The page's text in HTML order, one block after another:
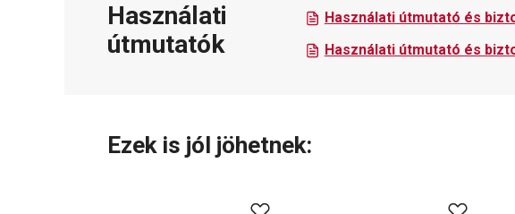
Használati
útmutatók
Használati útmutató és
Használati útmutató és
Ezek is jól jöhetnek: